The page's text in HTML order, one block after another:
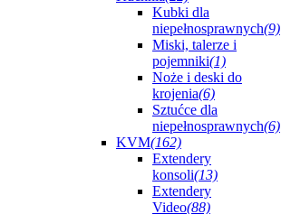
Kubki dla
niepełnosprawnych(9)
Miski, talerze i
pojemniki(1)
Noże i deski do
krojenia(6)
Sztućce dla
niepełnosprawnych(6)
KVM(162)
Extendery
konsoli(13)
Extendery
Video(88)